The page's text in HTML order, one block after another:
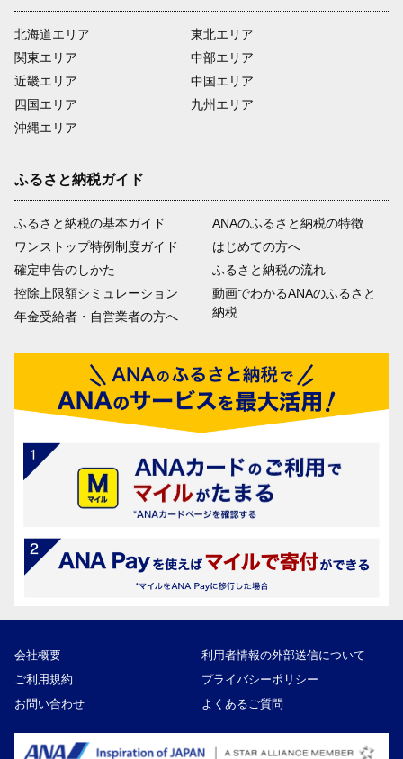
北海道エリア
関東エリア
近畿エリア
四国エリア
沖縄エリア
東北エリア
中部エリア
中国エリア
九州エリア
ふるさと納税ガイド
ふるさと納税の基本ガイド
ワンストップ特例制度ガイド
確定申告のしかた
控除上限額シミュレーション
年金受給者・自営業者の方へ
ANAのふるさと納税の特徴
はじめての方へ
ふるさと納税の流れ
動画でわかるANAのふるさと
納税
会社概要
利用者情報の外部送信について
ご利用規約
プライバシーポリシー
お問い合わせ
よくあるご質問